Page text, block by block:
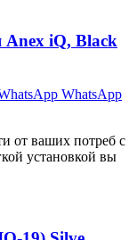
iQ, Black
WhatsApp
от ваших потреб с
установкой вы